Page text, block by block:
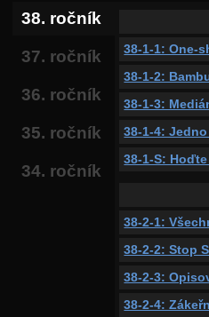
38. ročník
37. ročník
36. ročník
35. ročník
34. ročník
38-1-1: One-
38-1-2:
38-1-3:
38-1-4:
38-1-S:
38-2-1:
38-2-2: Stop
38-2-3:
38-2-4: